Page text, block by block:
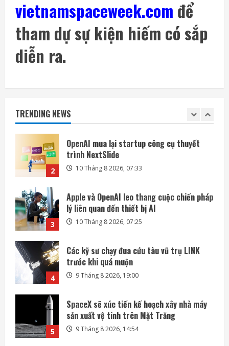
vietnamspaceweek.com để
tham dự sự kiện hiếm có sắp
diễn ra.
TRENDING NEWS
5 9 Tháng 8 2026, 14:54
1
Bài kiểm tra an toàn AI đang trở thành
nguồn rủi ro
2
OpenAI mua lại startup công cụ thuyết
3
Apple và OpenAI leo thang cuộc chiến pháp
lý liên quan đến thiết bị AI
10 Tháng 8 2026, 07:25
4
Các kỹ sư chạy đua cứu tàu vũ trụ LINK
trước khi quá muộn
9 Tháng 8 2026, 19:00
5
SpaceX sẽ xúc tiến kế hoạch xây nhà máy
sản xuất vệ tinh trên Mặt Trăng
9 Tháng 8 2026, 14:54
1
Bài kiểm tra an toàn AI đang trở thành
nguồn rủi ro
10 Tháng 8 2026, 07:57